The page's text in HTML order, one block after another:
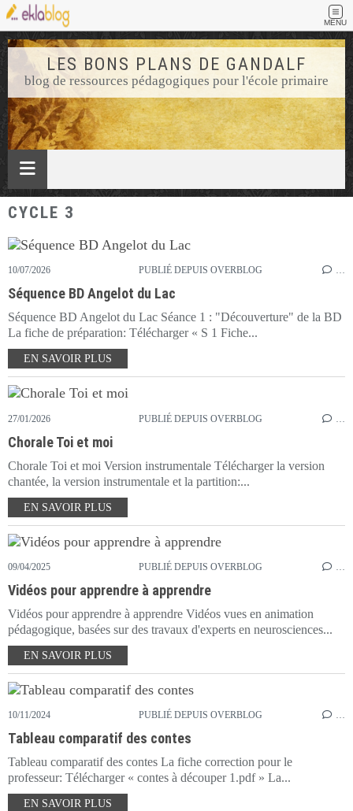
MENU
LES BONS PLANS DE GANDALF
blog de ressources pédagogiques pour l'école primaire
CYCLE 3
10/07/2026 PUBLIÉ DEPUIS OVERBLOG …
Séquence BD Angelot du Lac
Séquence BD Angelot du Lac Séance 1 : "Découverture" de la BD
La fiche de préparation: Télécharger « S 1 Fiche...
EN SAVOIR PLUS
27/01/2026 PUBLIÉ DEPUIS OVERBLOG
Chorale Toi et moi
Chorale Toi et moi Version instrumentale Télécharger la version
chantée, la version instrumentale et la partition:...
EN SAVOIR PLUS
09/04/2025 PUBLIÉ DEPUIS OVERBLOG …
Vidéos pour apprendre à apprendre
Vidéos pour apprendre à apprendre Vidéos vues en animation
pédagogique, basées sur des travaux d'experts en neurosciences...
EN SAVOIR PLUS
10/11/2024 PUBLIÉ DEPUIS OVERBLOG …
Tableau comparatif des contes
Tableau comparatif des contes La fiche correction pour le
professeur: Télécharger « contes à découper 1.pdf » La...
EN SAVOIR PLUS